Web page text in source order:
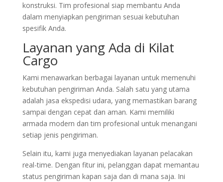
konstruksi. Tim profesional siap membantu Anda
dalam menyiapkan pengiriman sesuai kebutuhan
spesifik Anda.
Layanan yang Ada di Kilat
Cargo
Kami menawarkan berbagai layanan untuk memenuhi
kebutuhan pengiriman Anda. Salah satu yang utama
adalah jasa ekspedisi udara, yang memastikan barang
sampai dengan cepat dan aman. Kami memiliki
armada modern dan tim profesional untuk menangani
setiap jenis pengiriman.
Selain itu, kami juga menyediakan layanan pelacakan
real-time. Dengan fitur ini, pelanggan dapat memantau
status pengiriman kapan saja dan di mana saja. Ini